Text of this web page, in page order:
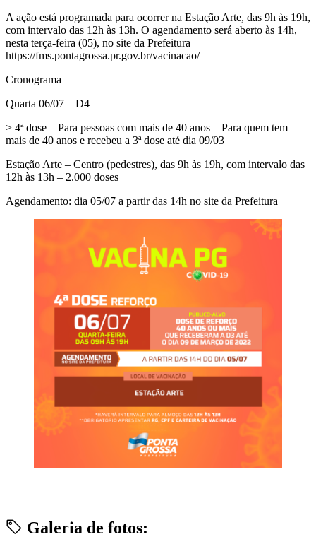
A ação está programada para ocorrer na Estação Arte, das 9h às 19h,
com intervalo das 12h às 13h. O agendamento será aberto às 14h,
nesta terça-feira (05), no site da Prefeitura
https://fms.pontagrossa.pr.gov.br/vacinacao/
Cronograma
Quarta 06/07 – D4
> 4ª dose – Para pessoas com mais de 40 anos – Para quem tem
mais de 40 anos e recebeu a 3ª dose até dia 09/03
Estação Arte – Centro (pedestres), das 9h às 19h, com intervalo das
12h às 13h – 2.000 doses
Agendamento: dia 05/07 a partir das 14h no site da Prefeitura
Galeria de fotos: